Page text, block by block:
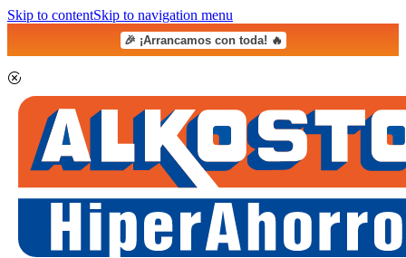
Skip to contentSkip to navigation menu
🎉 ¡Arrancamos con toda! 🔥